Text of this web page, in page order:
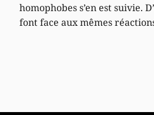
homophobes s’en est suivie.
font face aux mêmes